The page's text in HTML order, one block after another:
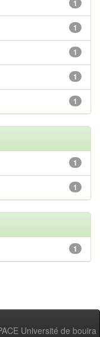
1
1
1
1
1
1
1
1
Université de bouira